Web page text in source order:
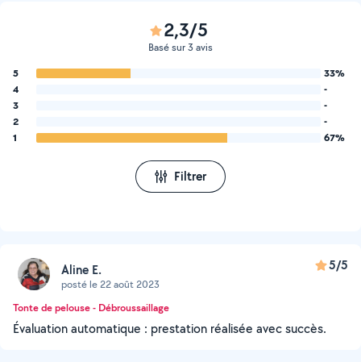
2,3/5
Basé sur 3 avis
5
33%
4
-
3
-
2
-
1
67%
Filtrer
Aline E.
posté le 22 août 2023
5/5
Tonte de pelouse - Débroussaillage
Évaluation automatique : prestation réalisée avec succès.